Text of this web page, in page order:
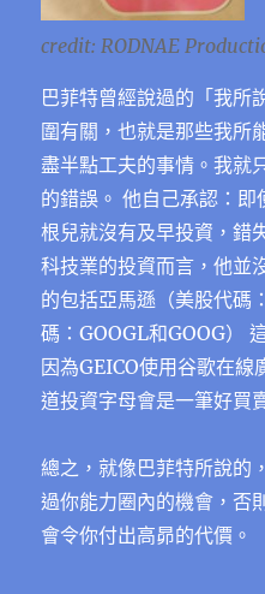
credit: RODNAE
巴菲特曾經說過的 「我所
圍有關，也就是那些我所
盡半點工夫的事情。我就
的錯誤。 他自己承認：
根兒就沒有及早投資，錯
科技業的投資而言，他並
的包括亞馬遜（美股代碼
碼：GOOGL和GOOG）
因為GEICO使用谷歌在線
道投資字母會是一筆好買
總之，就像巴菲特所說的
過你能力圈內的機會，否
會令你付出高昴的代價。